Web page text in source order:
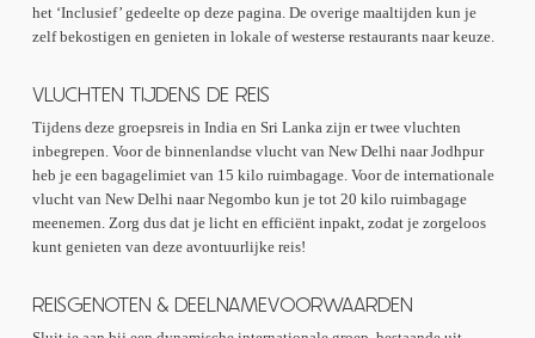
het ‘Inclusief’ gedeelte op deze pagina. De overige maaltijden kun je
zelf bekostigen en genieten in lokale of westerse restaurants naar keuze.
VLUCHTEN TIJDENS DE REIS
Tijdens deze groepsreis in India en Sri Lanka zijn er twee vluchten
inbegrepen. Voor de binnenlandse vlucht van New Delhi naar Jodhpur
heb je een bagagelimiet van 15 kilo ruimbagage. Voor de internationale
vlucht van New Delhi naar Negombo kun je tot 20 kilo ruimbagage
meenemen. Zorg dus dat je licht en efficiënt inpakt, zodat je zorgeloos
kunt genieten van deze avontuurlijke reis!
REISGENOTEN & DEELNAMEVOORWAARDEN